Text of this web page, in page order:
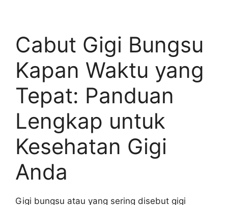
Cabut Gigi Bungsu
Kapan Waktu yang
Tepat: Panduan
Lengkap untuk
Kesehatan Gigi
Anda
Gigi bungsu atau yang sering disebut gigi